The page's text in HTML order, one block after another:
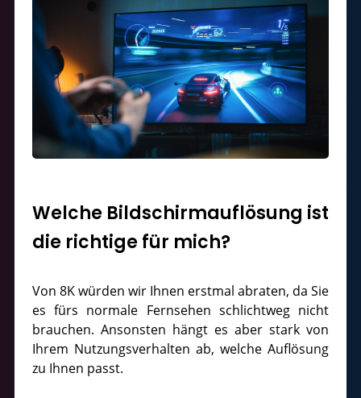
Welche Bildschirmauflösung ist
die richtige für mich?
Von 8K würden wir Ihnen erstmal abraten, da Sie
es fürs normale Fernsehen schlichtweg nicht
brauchen. Ansonsten hängt es aber stark von
Ihrem Nutzungsverhalten ab, welche Auflösung
zu Ihnen passt.